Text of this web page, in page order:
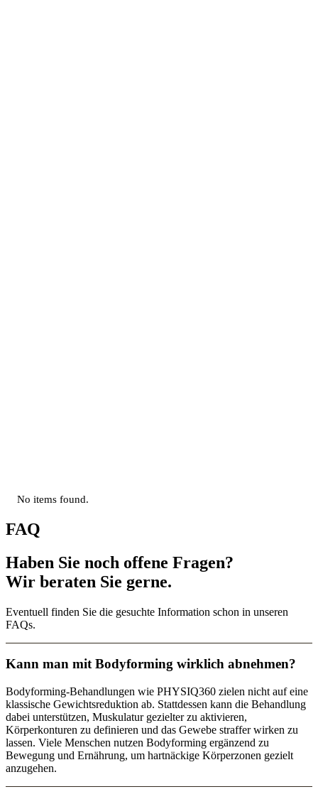
No items found.
FAQ
Haben Sie noch offene Fragen?
Wir beraten Sie gerne.
Eventuell finden Sie die gesuchte Information schon in unseren
FAQs.
Kann man mit Bodyforming wirklich abnehmen?
Bodyforming-Behandlungen wie PHYSIQ360 zielen nicht auf eine
klassische Gewichtsreduktion ab. Stattdessen kann die Behandlung
dabei unterstützen, Muskulatur gezielter zu aktivieren,
Körperkonturen zu definieren und das Gewebe straffer wirken zu
lassen. Viele Menschen nutzen Bodyforming ergänzend zu
Bewegung und Ernährung, um hartnäckige Körperzonen gezielt
anzugehen.